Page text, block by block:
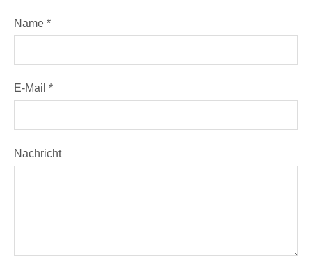
Name *
E-Mail *
Nachricht